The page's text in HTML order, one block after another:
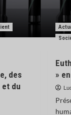
des
et du
»